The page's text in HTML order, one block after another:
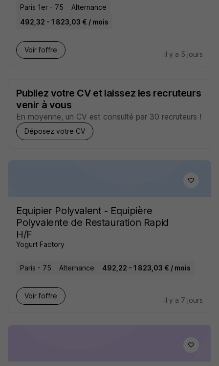
Paris 1er - 75
Alternance
492,32 - 1 823,03 € / mois
Voir l’offre
il y a 5 jours
Publiez votre CV et laissez les recruteurs
venir à vous
En moyenne, un CV est consulté par 30 recruteurs !
Déposez votre CV
Equipier Polyvalent - Equipière
Polyvalente de Restauration Rapid
H/F
Yogurt Factory
Paris - 75 Alternance 492,22 - 1 823,03 € / mois
Voir l’offre
il y a 7 jours